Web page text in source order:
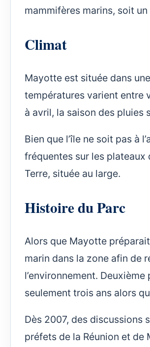
mammifères marins, soit
Climat
Mayotte est située dans
températures varient entre
à avril, la saison des pluies
Bien que l’île ne soit pas à
fréquentes sur les plateaux
Terre, située au large.
Histoire du Parc
Alors que Mayotte
marin dans la zone afin de
l’environnement.
seulement trois ans alors
Dès 2007, des discussions
préfets de la Réunion et